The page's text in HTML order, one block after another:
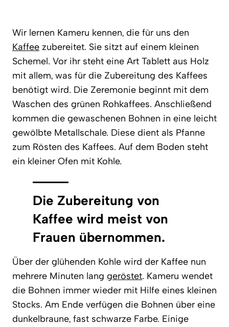
Wir lernen Kameru kennen, die für uns den
Kaffee zubereitet. Sie sitzt auf einem kleinen
Schemel. Vor ihr steht eine Art Tablett aus Holz
mit allem, was für die Zubereitung des Kaffees
benötigt wird. Die Zeremonie beginnt mit dem
Waschen des grünen Rohkaffees. Anschließend
kommen die gewaschenen Bohnen in eine leicht
gewölbte Metallschale. Diese dient als Pfanne
zum Rösten des Kaffees. Auf dem Boden steht
ein kleiner Ofen mit Kohle.
Die Zubereitung von
Kaffee wird meist von
Frauen übernommen.
Über der glühenden Kohle wird der Kaffee nun
mehrere Minuten lang geröstet. Kameru wendet
die Bohnen immer wieder mit Hilfe eines kleinen
Stocks. Am Ende verfügen die Bohnen über eine
dunkelbraune, fast schwarze Farbe. Einige